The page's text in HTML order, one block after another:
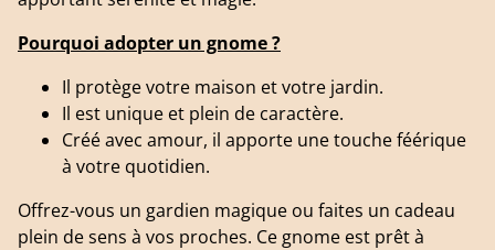
Pourquoi adopter un gnome ?
Il protège votre maison et votre jardin.
Il est unique et plein de caractère.
Créé avec amour, il apporte une touche féérique
à votre quotidien.
Offrez-vous un gardien magique ou faites un cadeau
plein de sens à vos proches. Ce gnome est prêt à